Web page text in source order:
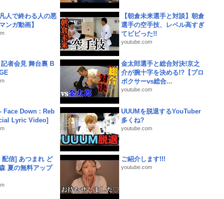
人で終わる人の悪
ンガ動画】
【朝倉未来選手と対談】朝倉
選手の空手技、レベル高すぎ
てビビった!!
youtube.com
者会見 舞台裏 B
金太郎選手と総合対決!京之
介が腕十字を決める!?【プロ
ボクサーvs総合...
youtube.com
Face Down : Reb
Lyric Video]
UUUMを脱退するYouTuber
多くね?
youtube.com
配信] あつまれ ど
夏の無料アップ
ご紹介します!!!
youtube.com